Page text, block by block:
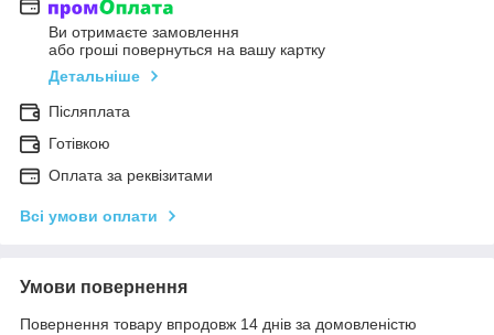
Ви отримаєте замовлення
або гроші повернуться на вашу картку
Детальніше
Післяплата
Готівкою
Оплата за реквізитами
Всі умови оплати
Умови повернення
Повернення товару впродовж 14 днів за домовленістю